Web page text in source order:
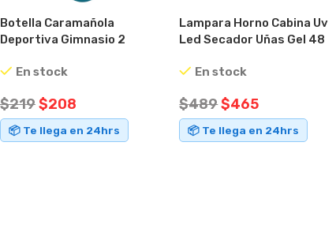
Botella Caramañola
Deportiva Gimnasio 2
En stock
$219$208
📦 Te llega en 24hrs
Lampara Horno Cabina Uv
Led Secador Uñas Gel 48
En stock
$489$465
📦 Te llega en 24hrs